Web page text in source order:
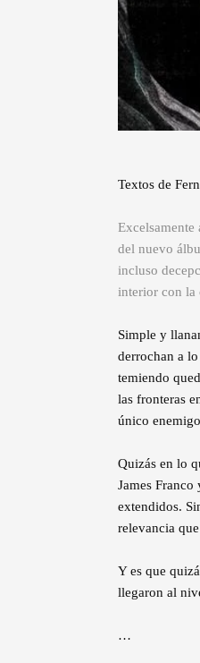
Textos de
del nuevo
incluso
interior con la
Simple y
derrochan a
temiendo
las fronteras
único
Quizás en lo
James
extendidos.
relevancia
Y es que
llegaron al
…